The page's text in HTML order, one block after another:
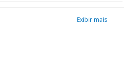
Exibir mais